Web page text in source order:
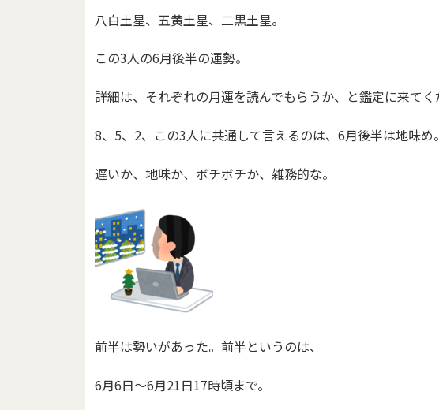
八白土星、五黄土星、二黒土星。
この3人の6月後半の運勢。
詳細は、それぞれの月運を読んでもらうか、と鑑定に来てく
8、5、2、この3人に共通して言えるのは、6月後半は地味め。
遅いか、地味か、ボチボチか、雑務的な。
前半は勢いがあった。前半というのは、
6月6日～6月21日17時頃まで。